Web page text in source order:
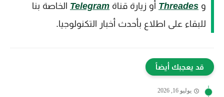
و Threades أو زيارة قناة Telegram الخاصة بنا
للبقاء على اطلاع بأحدث أخبار التكنولوجيا.
قد يعجبك أيضاً
يوليو 16, 2026